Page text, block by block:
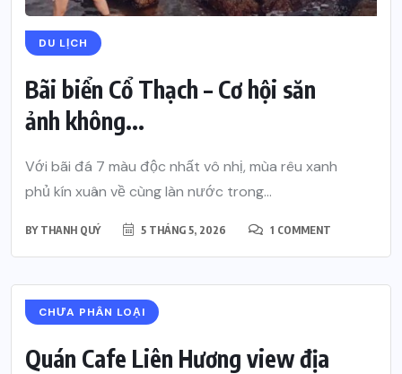
DU LỊCH
Bãi biển Cổ Thạch – Cơ hội săn
ảnh không...
Với bãi đá 7 màu độc nhất vô nhị, mùa rêu xanh
phủ kín xuân về cùng làn nước trong...
BY THANH QUÝ 5 THÁNG 5, 2026 1 COMMENT
CHƯA PHÂN LOẠI
Quán Cafe Liên Hương view địa